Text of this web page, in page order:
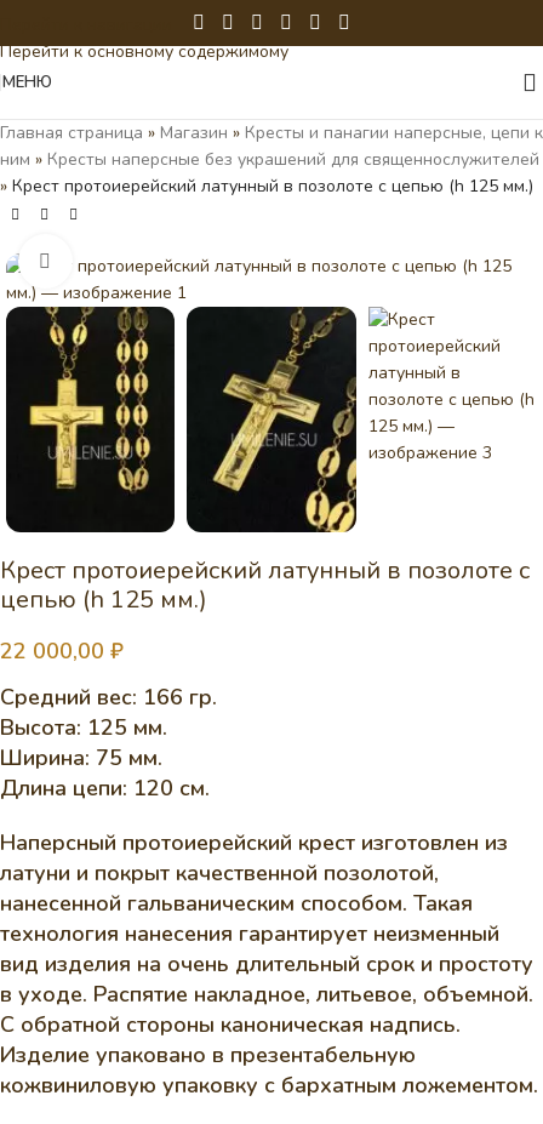
Перейти к основному содержимому
МЕНЮ
Главная страница » Магазин » Кресты и панагии наперсные, цепи к
ним » Кресты наперсные без украшений для священнослужителей
» Крест протоиерейский латунный в позолоте с цепью (h 125 мм.)
Нажмите, чтобы увеличить
Крест протоиерейский латунный в позолоте с
цепью (h 125 мм.)
22 000,00 ₽
Средний вес: 166 гр.
Высота: 125 мм.
Ширина: 75 мм.
Длина цепи: 120 см.
Наперсный протоиерейский крест изготовлен из
латуни и покрыт качественной позолотой,
нанесенной гальваническим способом. Такая
технология нанесения гарантирует неизменный
вид изделия на очень длительный срок и простоту
в уходе. Распятие накладное, литьевое, объемной.
С обратной стороны каноническая надпись.
Изделие упаковано в презентабельную
кожвиниловую упаковку с бархатным ложементом.